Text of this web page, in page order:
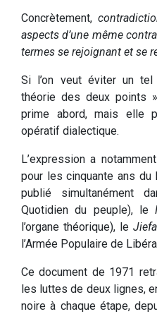
Concrètement,
aspects d’une même
termes se rejoignant et se
Si l’on veut éviter un tel
théorie des deux points
prime abord, mais elle
opératif dialectique.
L’expression a
pour les cinquante ans du
publié simultanément
Quotidien du peuple), le
l’organe théorique), le
l’Armée Populaire de
Ce document de 1971
les luttes de deux lignes,
noire à chaque étape,